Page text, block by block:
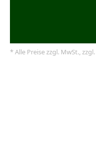
* Alle Preise zzgl. MwSt., zzgl.